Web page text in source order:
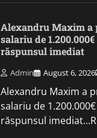
Alexandru Maxim a
salariu de
răspunsul imediat
Admin August 6, 2026
Alexandru Maxim a
salariu de
răspunsul